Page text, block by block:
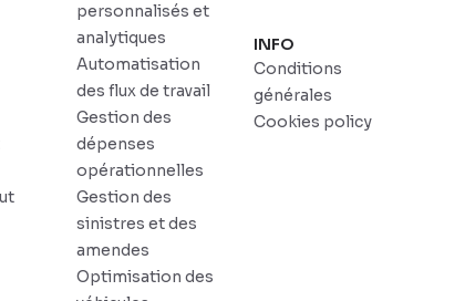
personnalisés et
analytiques
Automatisation
des flux de travail
Gestion des
dépenses
opérationnelles
Gestion des
sinistres et des
amendes
Optimisation des
INFO
Conditions
générales
Cookies policy